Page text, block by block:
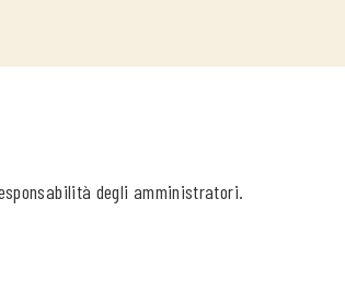
degli amministratori.